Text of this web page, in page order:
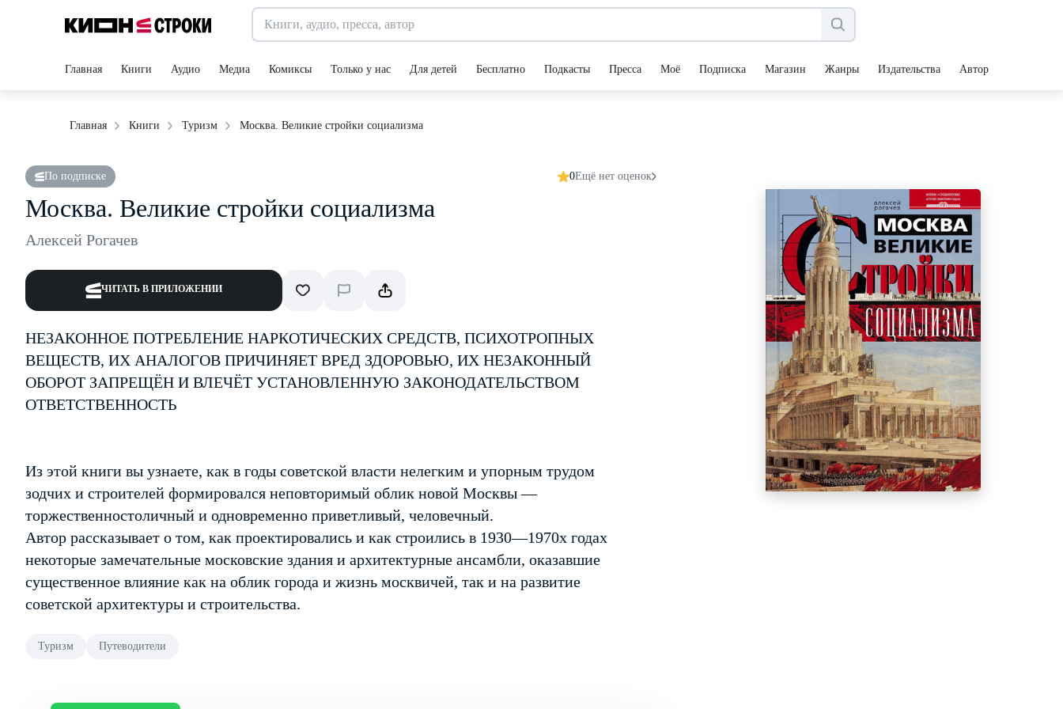
Главная Книги Аудио Медиа Комиксы Только у нас Для детей Бесплатно Подкасты Пресса Моё Подписка Магазин Жанры Издательства Авторы
Главная Книги Туризм Москва. Великие стройки социализма
По подписке 0Ещё нет оценок
Москва. Великие стройки социализма
Алексей Рогачев
ЧИТАТЬ В ПРИЛОЖЕНИИ
НЕЗАКОННОЕ ПОТРЕБЛЕНИЕ НАРКОТИЧЕСКИХ СРЕДСТВ, ПСИХОТРОПНЫХ
ВЕЩЕСТВ, ИХ АНАЛОГОВ ПРИЧИНЯЕТ ВРЕД ЗДОРОВЬЮ, ИХ НЕЗАКОННЫЙ
ОБОРОТ ЗАПРЕЩЁН И ВЛЕЧЁТ УСТАНОВЛЕННУЮ ЗАКОНОДАТЕЛЬСТВОМ
ОТВЕТСТВЕННОСТЬ
Из этой книги вы узнаете, как в годы советской власти нелегким и упорным трудом
зодчих и строителей формировался неповторимый облик новой Москвы —
торжественно­столичный и одновременно приветливый, человечный.
Автор рассказывает о том, как проектировались и как строились в 1930—1970­х годах
некоторые замечательные московские здания и архитектурные ансамбли, оказавшие
существенное влияние как на облик города и жизнь москвичей, так и на развитие
советской архитектуры и строительства.
Туризм Путеводители